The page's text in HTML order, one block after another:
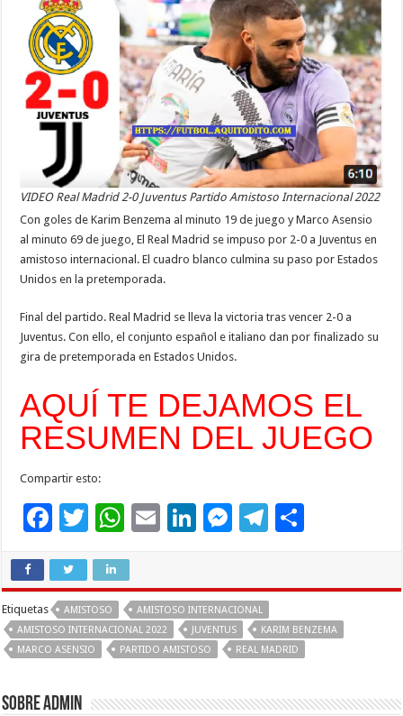
VIDEO Real Madrid 2-0 Juventus Partido Amistoso Internacional 2022
Con goles de Karim Benzema al minuto 19 de juego y Marco Asensio
al minuto 69 de juego, El Real Madrid se impuso por 2-0 a Juventus en
amistoso internacional. El cuadro blanco culmina su paso por Estados
Unidos en la pretemporada.
Final del partido. Real Madrid se lleva la victoria tras vencer 2-0 a
Juventus. Con ello, el conjunto español e italiano dan por finalizado su
gira de pretemporada en Estados Unidos.
AQUÍ TE DEJAMOS EL
RESUMEN DEL JUEGO
Compartir esto:
F
e
b
o
o
k
T
tt
er
W
at
sA
p
p
E
l
Li
e
dI
n
M
n
g
er
T
gr
a
m
ar
ti
r
Etiquetas AMISTOSO
AMISTOSO INTERNACIONAL
AMISTOSO INTERNACIONAL 2022
JUVENTUS
KARIM BENZEMA
MARCO ASENSIO
PARTIDO AMISTOSO REAL MADRID
Sobre admin